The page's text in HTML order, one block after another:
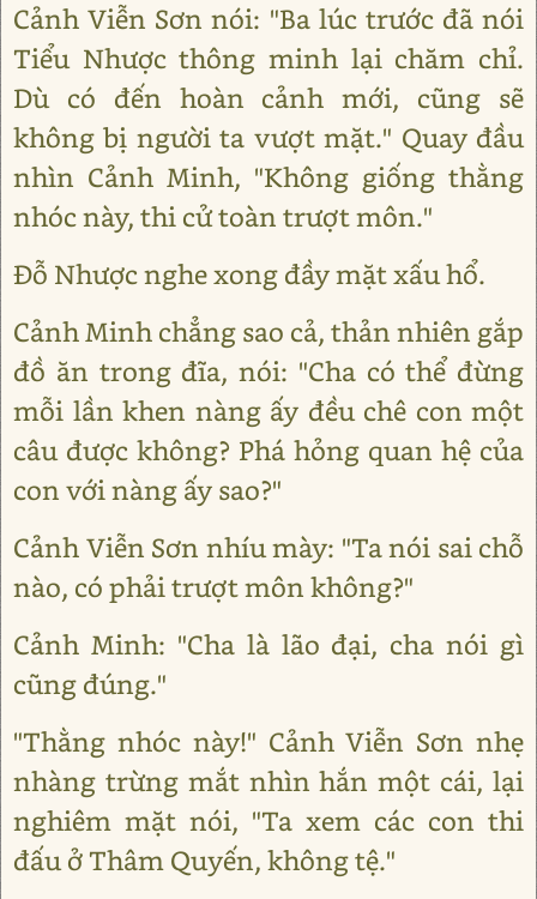
Cảnh Viễn Sơn nói: "Ba lúc trước đã nói
Tiểu Nhược thông minh lại chăm chỉ.
Dù có đến hoàn cảnh mới, cũng sẽ
không bị người ta vượt mặt." Quay đầu
nhìn Cảnh Minh, "Không giống thằng
nhóc này, thi cử toàn trượt môn."
Đỗ Nhược nghe xong đầy mặt xấu hổ.
Cảnh Minh chẳng sao cả, thản nhiên gắp
đồ ăn trong đĩa, nói: "Cha có thể đừng
mỗi lần khen nàng ấy đều chê con một
câu được không? Phá hỏng quan hệ của
con với nàng ấy sao?"
Cảnh Viễn Sơn nhíu mày: "Ta nói sai chỗ
nào, có phải trượt môn không?"
Cảnh Minh: "Cha là lão đại, cha nói gì
cũng đúng."
"Thằng nhóc này!" Cảnh Viễn Sơn nhẹ
nhàng trừng mắt nhìn hắn một cái, lại
nghiêm mặt nói, "Ta xem các con thi
đấu ở Thâm Quyến, không tệ."